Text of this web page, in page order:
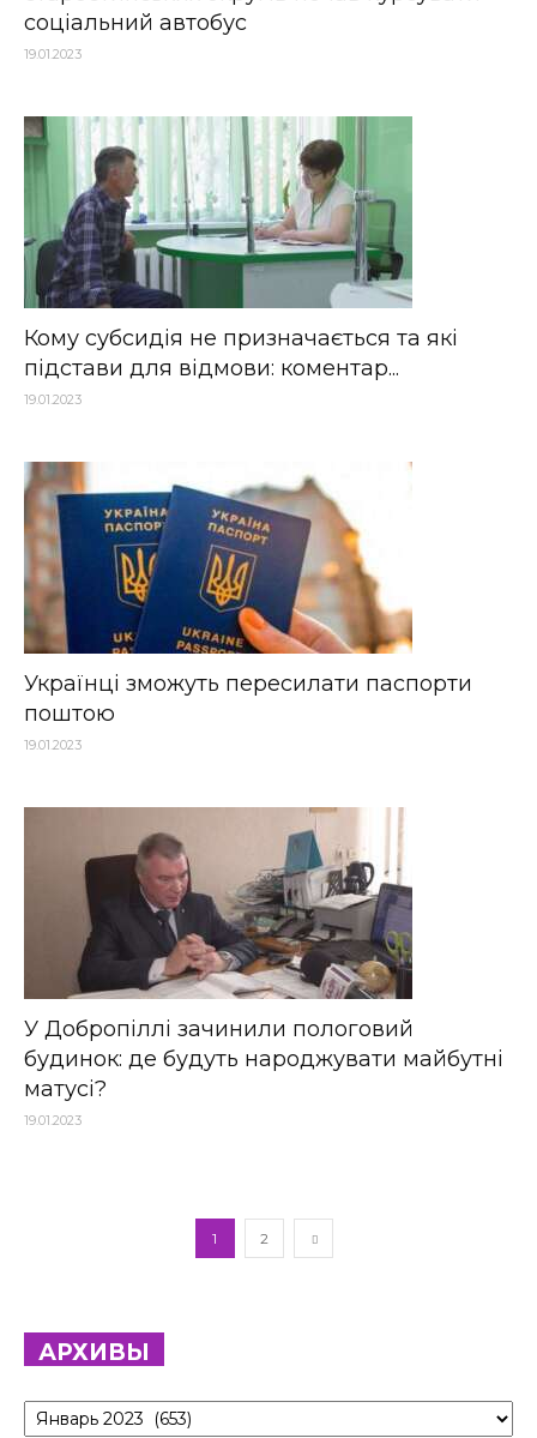
соціальний автобус
19.01.2023
Кому субсидія не призначається та які
підстави для відмови: коментар...
19.01.2023
Українці зможуть пересилати паспорти
поштою
19.01.2023
У Добропіллі зачинили пологовий
будинок: де будуть народжувати майбутні
матусі?
19.01.2023
1 2
АРХИВЫ
Архивы